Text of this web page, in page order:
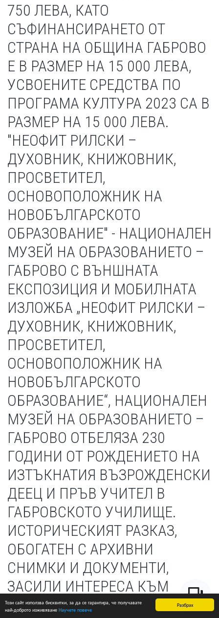
Разбрах
Този сайт използва бисквитки, за да се гарантира, че получавате
най-доброто изживяване Научете повече